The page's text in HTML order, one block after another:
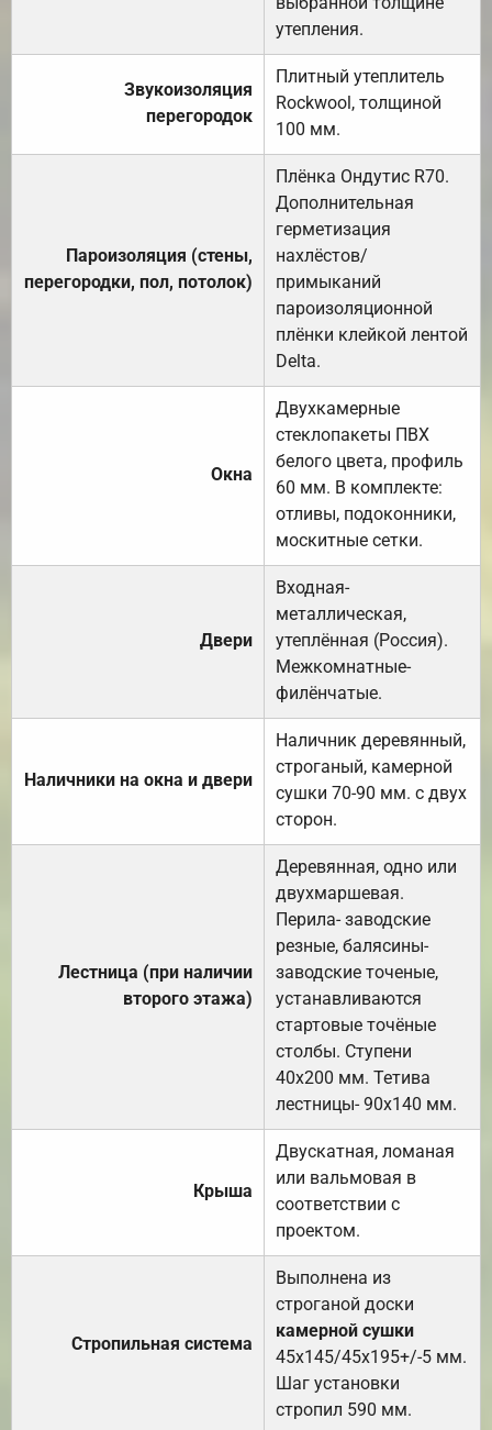
утепления.
Звукоизоляция
перегородок
Плитный утеплитель
Rockwool, толщиной
100 мм.
Пароизоляция (стены,
перегородки, пол, потолок)
Плёнка Ондутис R70.
Дополнительная
герметизация
нахлёстов/
примыканий
пароизоляционной
плёнки клейкой лентой
Delta.
Окна
Двухкамерные
стеклопакеты ПВХ
белого цвета, профиль
60 мм. В комплекте:
отливы, подоконники,
москитные сетки.
Двери
Входная-
металлическая,
утеплённая (Россия).
Межкомнатные-
филёнчатые.
Наличники на окна и двери
Наличник деревянный,
строганый, камерной
сушки 70-90 мм. с двух
сторон.
Лестница (при наличии
второго этажа)
Деревянная, одно или
двухмаршевая.
Перила- заводские
резные, балясины-
заводские точеные,
устанавливаются
стартовые точёные
столбы. Ступени
40х200 мм. Тетива
лестницы- 90х140 мм.
Крыша
Двускатная, ломаная
или вальмовая в
соответствии с
проектом.
Стропильная система
Выполнена из
строганой доски
камерной сушки
45х145/45х195+/-5 мм.
Шаг установки
стропил 590 мм.